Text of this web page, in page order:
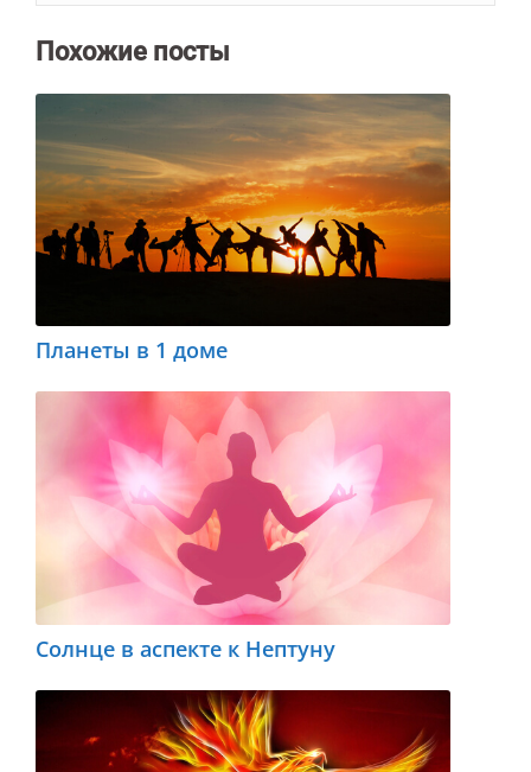
Похожие посты
Планеты в 1 доме
Солнце в аспекте к Нептуну